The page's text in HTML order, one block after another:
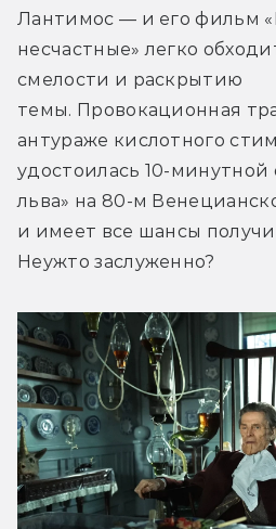
Лантимос — и его фильм
несчастные» легко
смелости и раскрытию
темы. Провокационная
антураже кислотного
удостоилась 10-минутной
льва» на 80-м
и имеет все шансы
Неужто заслуженно?